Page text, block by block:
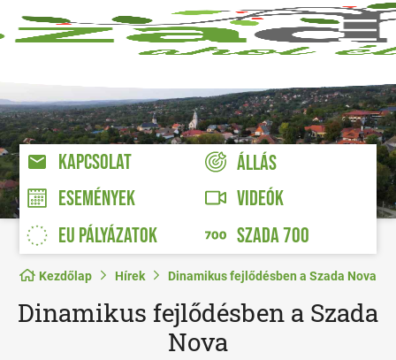
KAPCSOLAT
ÁLLÁS
ESEMÉNYEK
VIDEÓK
EU PÁLYÁZATOK
SZADA 700
Kezdőlap Hírek Dinamikus fejlődésben a Szada Nova
Dinamikus fejlődésben a Szada
Nova